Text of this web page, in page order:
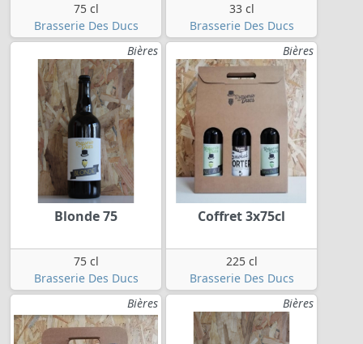
75 cl
Brasserie Des Ducs
33 cl
Brasserie Des Ducs
Bières
Blonde 75
75 cl
Brasserie Des Ducs
Bières
Coffret 3x75cl
225 cl
Brasserie Des Ducs
Bières
Bières